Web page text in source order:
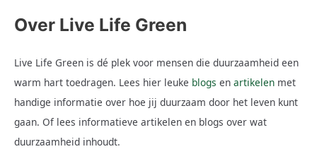
Over Live Life Green
Live Life Green is dé plek voor mensen die duurzaamheid een
warm hart toedragen. Lees hier leuke blogs en artikelen met
handige informatie over hoe jij duurzaam door het leven kunt
gaan. Of lees informatieve artikelen en blogs over wat
duurzaamheid inhoudt.